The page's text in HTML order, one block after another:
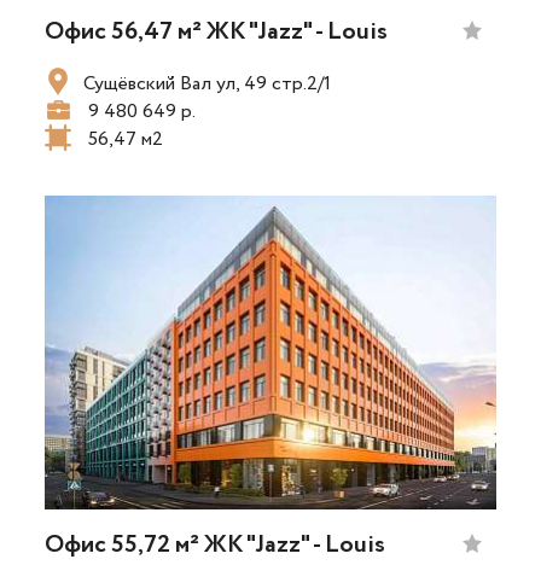
Офис 56,47 м² ЖК "Jazz" - Louis
Сущёвский Вал ул, 49 стр.2/1
9 480 649 р.
56,47 м2
Офис 55,72 м² ЖК "Jazz" - Louis